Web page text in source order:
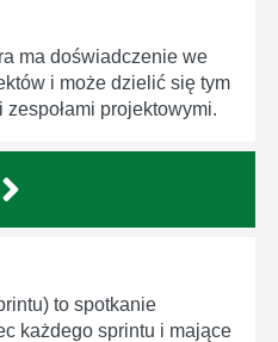
ma doświadczenie we
i może dzielić się tym
projektowymi.
to spotkanie
każdego sprintu i mające